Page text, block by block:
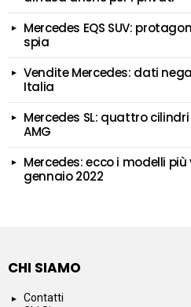
Mercedes EQS SUV:
spia
Vendite Mercedes: dati
Italia
Mercedes SL: quattro
AMG
Mercedes: ecco i modelli
gennaio 2022
CHI SIAMO
Contatti